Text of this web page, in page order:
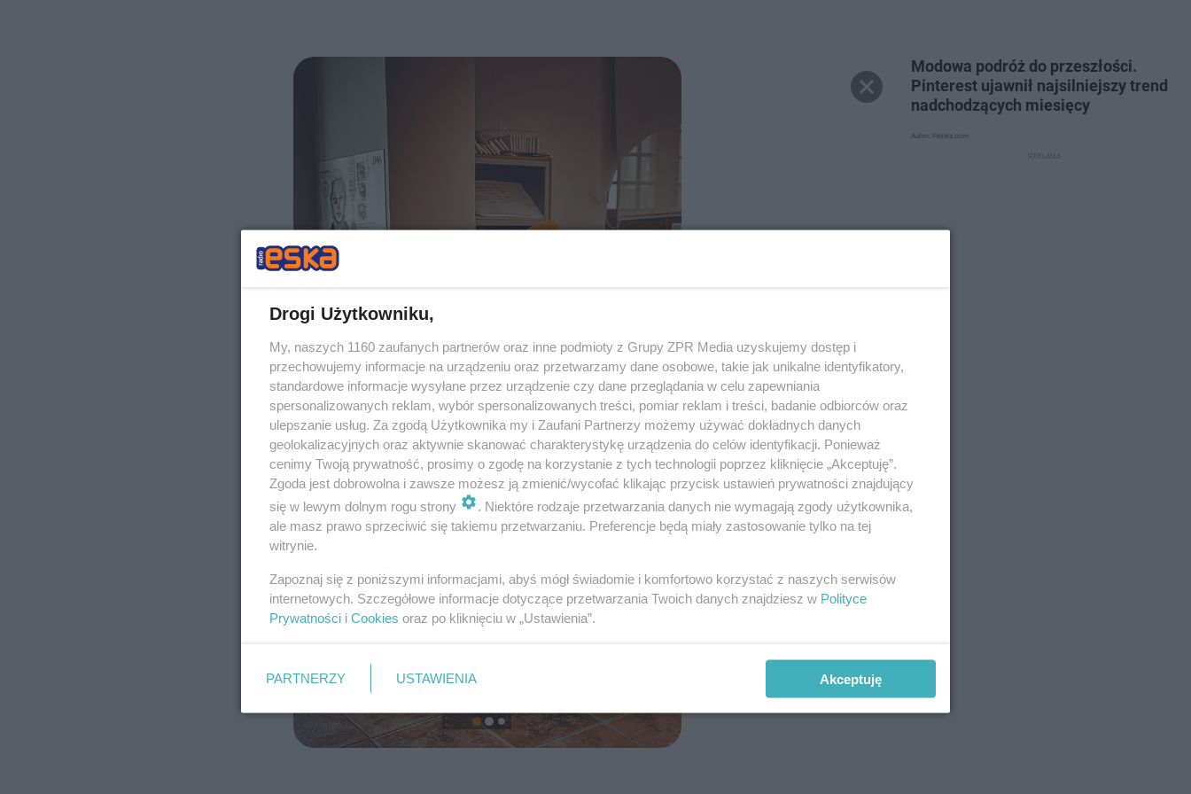
Modowa podróż do przeszłości.
Pinterest ujawnił najsilniejszy trend
nadchodzących miesięcy
Autor: Pexels.com
Drogi Użytkowniku,
My, naszych 1160 zaufanych partnerów oraz inne podmioty z Grupy ZPR Media uzyskujemy dostęp i
przechowujemy informacje na urządzeniu oraz przetwarzamy dane osobowe, takie jak unikalne identyfikatory,
standardowe informacje wysyłane przez urządzenie czy dane przeglądania w celu zapewniania
spersonalizowanych reklam, wybór spersonalizowanych treści, pomiar reklam i treści, badanie odbiorców oraz
ulepszanie usług. Za zgodą Użytkownika my i Zaufani Partnerzy możemy używać dokładnych danych
geolokalizacyjnych oraz aktywnie skanować charakterystykę urządzenia do celów identyfikacji. Ponieważ
cenimy Twoją prywatność, prosimy o zgodę na korzystanie z tych technologii poprzez kliknięcie „Akceptuję”.
Zgoda jest dobrowolna i zawsze możesz ją zmienić/wycofać klikając przycisk ustawień prywatności znajdujący
się w lewym dolnym rogu strony
. Niektóre rodzaje przetwarzania danych nie wymagają zgody użytkownika,
ale masz prawo sprzeciwić się takiemu przetwarzaniu. Preferencje będą miały zastosowanie tylko na tej
witrynie.
Zapoznaj się z poniższymi informacjami, abyś mógł świadomie i komfortowo korzystać z naszych serwisów
internetowych. Szczegółowe informacje dotyczące przetwarzania Twoich danych znajdziesz w Polityce
Prywatności i Cookies oraz po kliknięciu w „Ustawienia”.
PARTNERZY USTAWIENIA Akceptuję